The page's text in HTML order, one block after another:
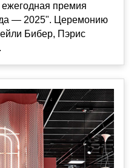
премия
— 2025". Церемонию
Бибер, Пэрис